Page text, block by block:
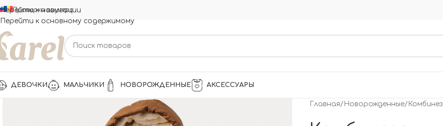
Перейти к навигации
Перейти к основному содержимому
Проверка ваучера
ДЕВОЧКИ МАЛЬЧИКИ НОВОРОЖДЕННЫЕ АКСЕССУАРЫ
Главная/ Новорожденные/